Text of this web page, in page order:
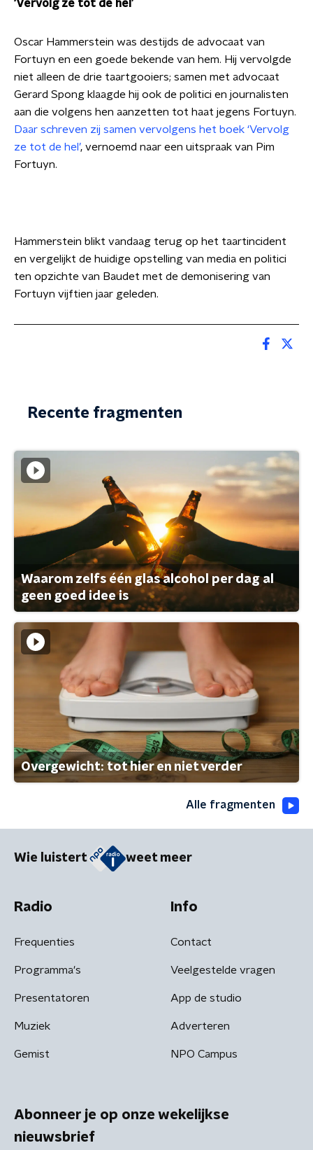
‘Vervolg ze tot de hel’
Oscar Hammerstein was destijds de advocaat van
Fortuyn en een goede bekende van hem. Hij vervolgde
niet alleen de drie taartgooiers; samen met advocaat
Gerard Spong klaagde hij ook de politici en journalisten
aan die volgens hen aanzetten tot haat jegens Fortuyn.
Daar schreven zij samen vervolgens het boek ‘Vervolg
ze tot de hel’, vernoemd naar een uitspraak van Pim
Fortuyn.
Hammerstein blikt vandaag terug op het taartincident
en vergelijkt de huidige opstelling van media en politici
ten opzichte van Baudet met de demonisering van
Fortuyn vijftien jaar geleden.
Recente fragmenten
Waarom zelfs één glas alcohol per dag al
geen goed idee is
Overgewicht: tot hier en niet verder
Alle fragmenten
Wie luistert weet meer
Radio
Frequenties
Programma's
Presentatoren
Muziek
Gemist
Info
Contact
Veelgestelde vragen
App de studio
Adverteren
NPO Campus
Abonneer je op onze wekelijkse
nieuwsbrief